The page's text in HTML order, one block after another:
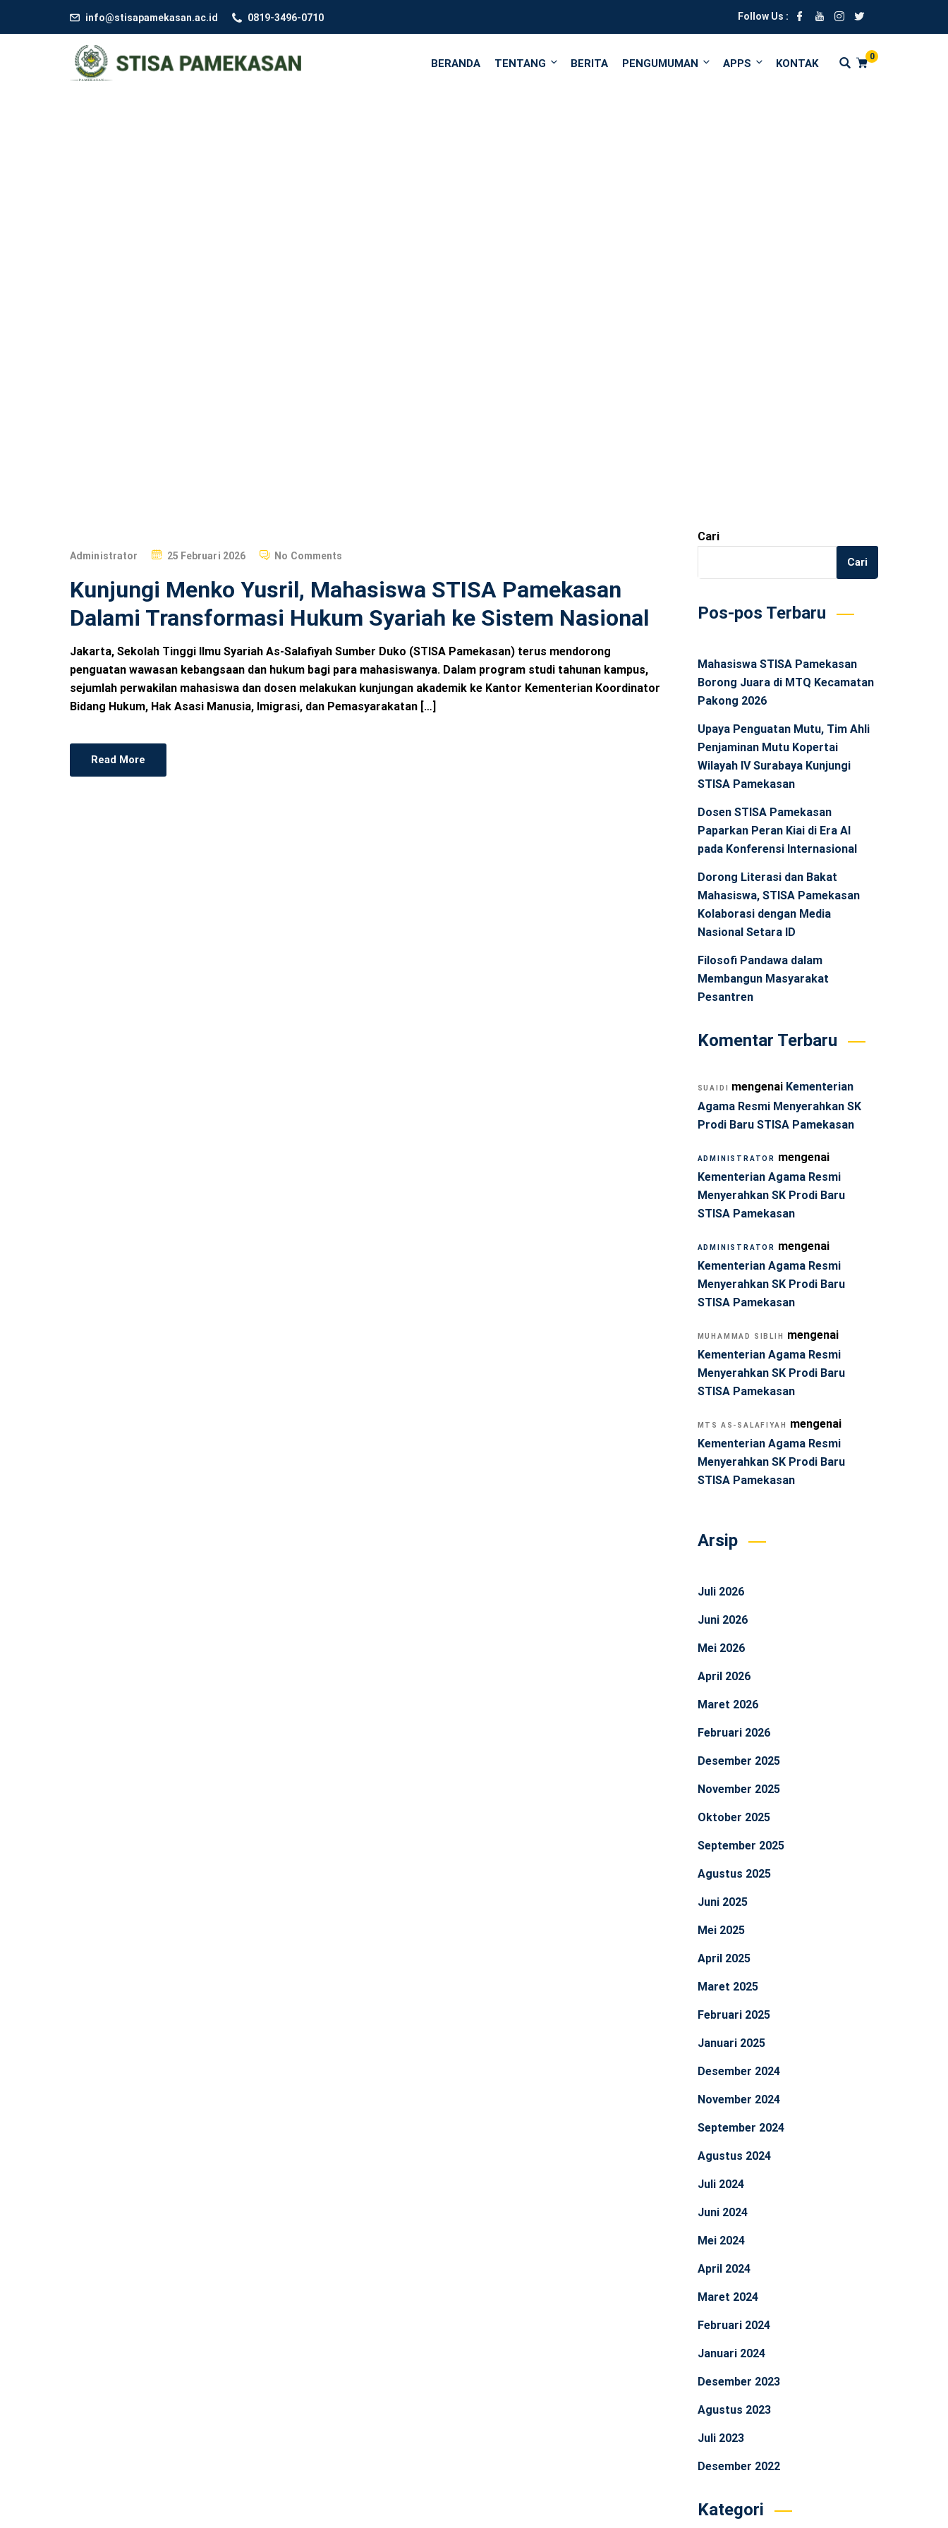
info@stisapamekasan.ac.id 0819-3496-0710 Follow Us :
0
BERANDA TENTANG BERITA PENGUMUMAN APPS KONTAK
Administrator
P
E
D
N
25 Februari 2026 No Comments
Kunjungi Menko Yusril, Mahasiswa STISA Pamekasan
Dalami Transformasi Hukum Syariah ke Sistem Nasional
Jakarta, Sekolah Tinggi Ilmu Syariah As-Salafiyah Sumber Duko (STISA Pamekasan) terus mendorong
penguatan wawasan kebangsaan dan hukum bagi para mahasiswanya. Dalam program studi tahunan kampus,
sejumlah perwakilan mahasiswa dan dosen melakukan kunjungan akademik ke Kantor Kementerian Koordinator
Bidang Hukum, Hak Asasi Manusia, Imigrasi, dan Pemasyarakatan […]
Read More
Cari
Cari
Pos-pos Terbaru
Mahasiswa STISA Pamekasan
Borong Juara di MTQ Kecamatan
Pakong 2026
Upaya Penguatan Mutu, Tim Ahli
Penjaminan Mutu Kopertai
Wilayah IV Surabaya Kunjungi
STISA Pamekasan
Dosen STISA Pamekasan
Paparkan Peran Kiai di Era AI
pada Konferensi Internasional
Dorong Literasi dan Bakat
Mahasiswa, STISA Pamekasan
Kolaborasi dengan Media
Nasional Setara ID
Filosofi Pandawa dalam
Membangun Masyarakat
Pesantren
Komentar Terbaru
SUAIDI mengenai Kementerian
Agama Resmi Menyerahkan SK
Prodi Baru STISA Pamekasan
ADMINISTRATOR
mengenai
Kementerian Agama Resmi
Menyerahkan SK Prodi Baru
STISA Pamekasan
ADMINISTRATOR
mengenai
Kementerian Agama Resmi
Menyerahkan SK Prodi Baru
STISA Pamekasan
MUHAMMAD SIBLIH
mengenai
Kementerian Agama Resmi
Menyerahkan SK Prodi Baru
STISA Pamekasan
MTS AS-SALAFIYAH
mengenai
Kementerian Agama Resmi
Menyerahkan SK Prodi Baru
STISA Pamekasan
Arsip
Juli 2026
Juni 2026
Mei 2026
April 2026
Maret 2026
Februari 2026
Desember 2025
November 2025
Oktober 2025
September 2025
Agustus 2025
Juni 2025
Mei 2025
April 2025
Maret 2025
Februari 2025
Januari 2025
Desember 2024
November 2024
September 2024
Agustus 2024
Juli 2024
Juni 2024
Mei 2024
April 2024
Maret 2024
Februari 2024
Januari 2024
Desember 2023
Agustus 2023
Juli 2023
Desember 2022
Kategori